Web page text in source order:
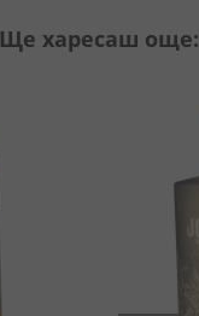
Ще харесаш още: